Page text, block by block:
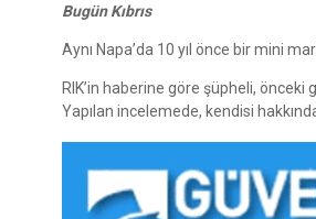
Bugün Kıbrıs
Aynı Napa’da 10 yıl önce bir mini
RIK’in haberine göre şüpheli, önceki
Yapılan incelemede, kendisi